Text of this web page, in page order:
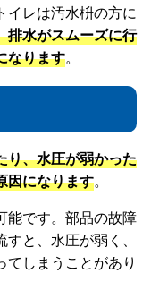
イレは汚水枡の方に
排水がスムーズに行
なります。
り、水圧が弱かった
因になります。
能です。部品の故障
と、水圧が弱く、
しまうことがあり